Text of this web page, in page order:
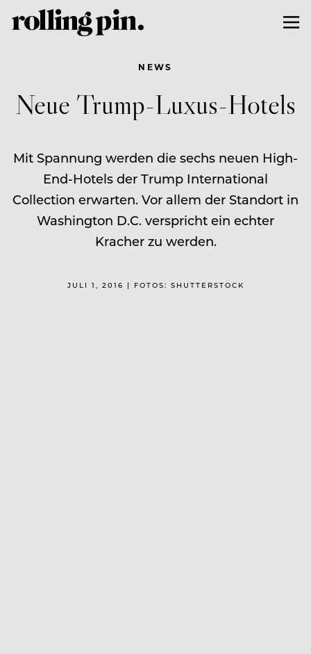
NEWS
Neue Trump-Luxus-Hotels
Mit Spannung werden die sechs neuen High-
End-Hotels der Trump International
Collection erwarten. Vor allem der Standort in
Washington D.C. verspricht ein echter
Kracher zu werden.
JULI 1, 2016 | FOTOS: SHUTTERSTOCK